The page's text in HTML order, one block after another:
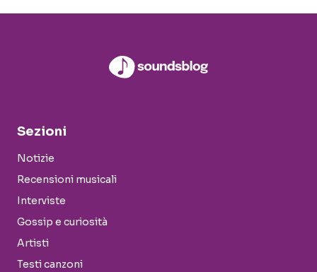
Sezioni
Notizie
Recensioni musicali
Interviste
Gossip e curiosità
Artisti
Testi canzoni